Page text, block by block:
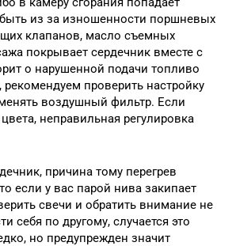
из за изношенности поршневых
клапанов, масло съемных
покрывает сердечник вместе с
о нарушенной подачи топливо
проверить настройку
воздушный фильтр. Если
неправильная регулировка
причина тому перегрев
если у вас парой нива закипает
свечи и обратить внимание не
себя по другому, случается это
но предупрежден значит